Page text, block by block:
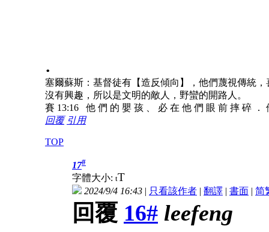
.
塞爾蘇斯：基督徒有【造反傾向】，他們蔑視傳統
沒有興趣，所以是文明的敵人，野蠻的開路人。
賽 13:16 他 們 的 嬰 孩 、 必 在 他 們 眼 前 摔 碎 ．
回覆 引用
TOP
17#
字體大小: tT
2024/9/4 16:43 | 只看該作者 | 翻譯 | 書面 | 简
回覆 16# leefeng